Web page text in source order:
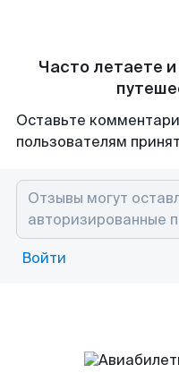
Часто летаете
Оставьте
пользователям
Войти